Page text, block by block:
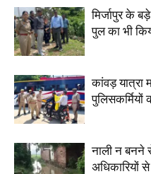
मिर्जापुर के
पुल का भी
कांवड़ यात्रा
पुलिसकर्मियों
नाली न बनने
अधिकारियों